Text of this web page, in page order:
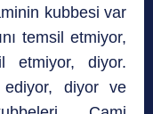
kubbesi var
temsil etmiyor,
etmiyor, diyor.
ediyor, diyor ve